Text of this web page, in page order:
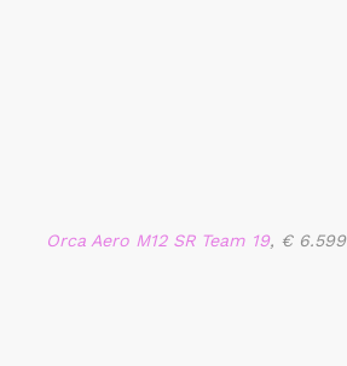
Orca Aero M12 SR Team 19, € 6.599